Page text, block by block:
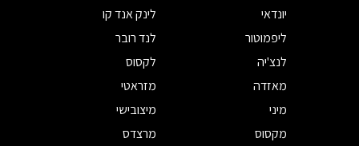
יונדאי
לינק אנד קו
ליפמוטור
לנד רובר
לנצ'יה
לקסוס
מאזדה
מזראטי
מיני
מיצובישי
מקסוס
מרצדס